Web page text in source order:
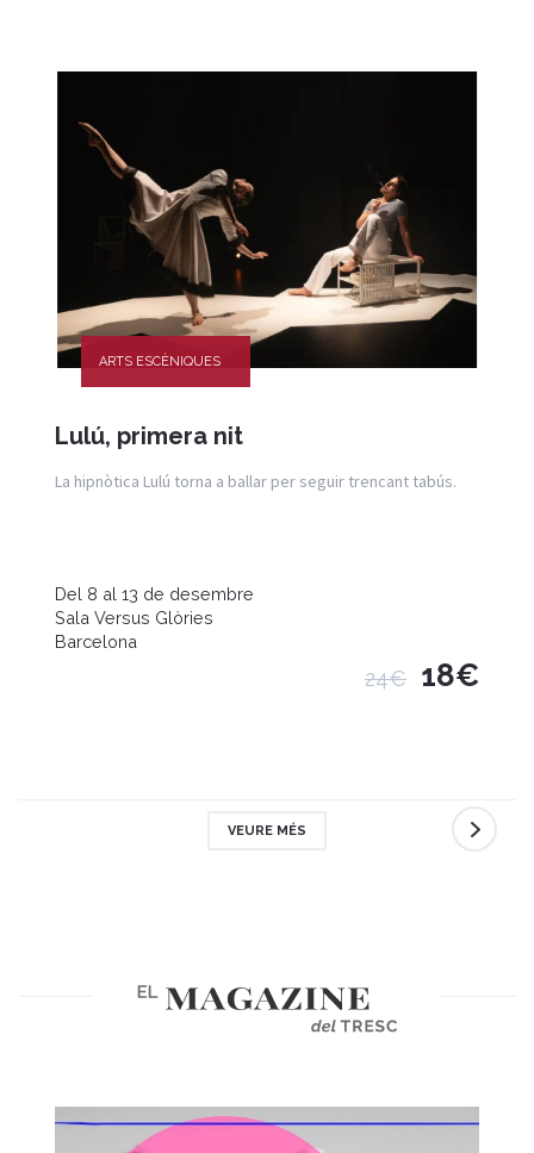
ARTS ESCÈNIQUES
Lulú, primera nit
La hipnòtica Lulú torna a ballar per seguir trencant tabús.
Del 8 al 13 de desembre
Sala Versus Glòries
Barcelona
24€ 18€
VEURE MÉS